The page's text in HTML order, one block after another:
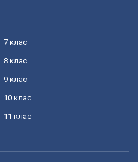
7 клас
8 клас
9 клас
10 клас
11 клас